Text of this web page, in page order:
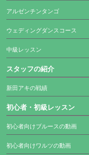
アルゼンチンタンゴ
ウェディングダンスコース
中級レッスン
スタッフの紹介
新田アキの戦績
初心者・初級レッスン
初心者向けブルースの動画
初心者向けワルツの動画